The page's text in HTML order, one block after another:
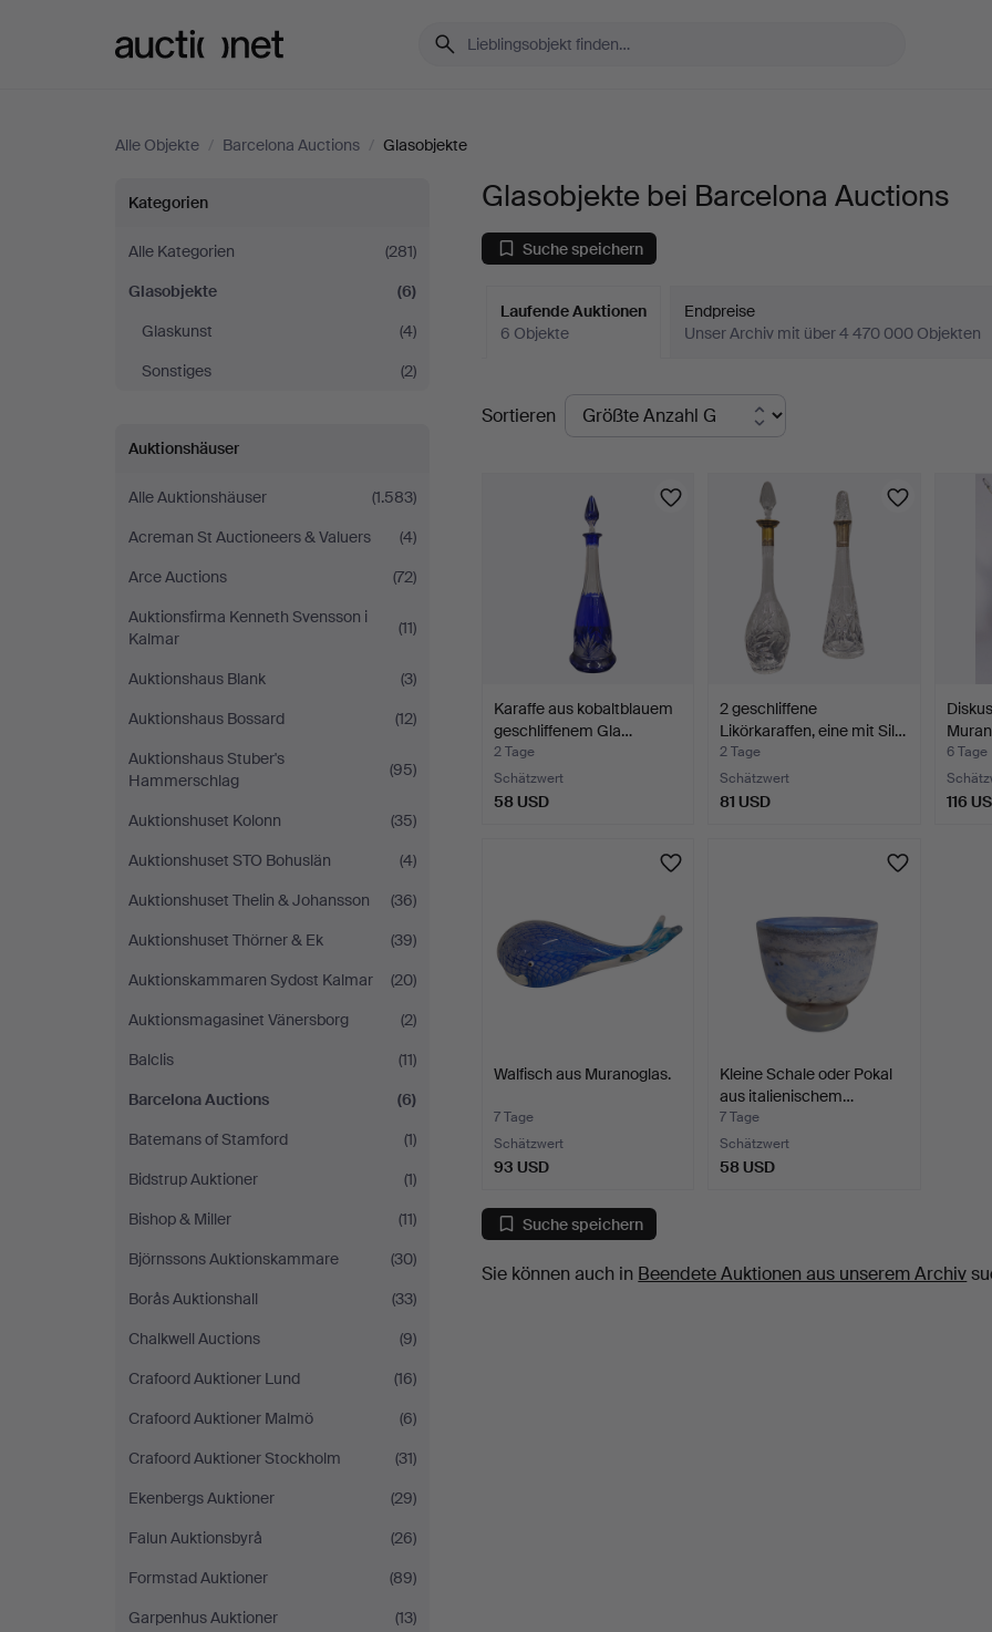
Alle Objekte / Barcelona Auctions / Glasobjekte
Glasobjekte
bei
Barcelona
Auctions
Kategorien
Alle Kategorien
(281)
Glasobjekte
(6)
Glaskunst
(4)
Sonstiges
(2)
Auktionshäuser
Alle Auktionshäuser
(1.583)
Acreman St Auctioneers & Valuers
(4)
Arce Auctions
(72)
Auktionsfirma Kenneth Svensson i
Kalmar
(11)
Auktionshaus Blank
(3)
Auktionshaus Bossard
(12)
Auktionshaus Stuber's
Hammerschlag
(95)
Auktionshuset Kolonn
(35)
Auktionshuset STO Bohuslän
(4)
Auktionshuset Thelin & Johansson
(36)
Auktionshuset Thörner & Ek
(39)
Auktionskammaren Sydost Kalmar
(20)
Auktionsmagasinet Vänersborg
(2)
Balclis
(11)
Barcelona Auctions
(6)
Batemans of Stamford
(1)
Bidstrup Auktioner
(1)
Bishop & Miller
(11)
Björnssons Auktionskammare
(30)
Borås Auktionshall
(33)
Chalkwell Auctions
(9)
Crafoord Auktioner Lund
(16)
Crafoord Auktioner Malmö
(6)
Crafoord Auktioner Stockholm
(31)
Ekenbergs Auktioner
(29)
Falun Auktionsbyrå
(26)
Formstad Auktioner
(89)
Garpenhus Auktioner
(13)
Glasobjekte bei Barcelona Auctions
Suche speichern
Laufende Auktionen
6 Objekte
Endpreise
Unser Archiv mit über 4 470 000 Objekten
Laufende
Auktionen
Sortieren
Karaffe aus kobaltblauem
geschliffenem Gla…
2 Tage
Schätzwert
58 USD
2 geschliffene
Likörkaraffen, eine mit Sil…
2 Tage
Schätzwert
81 USD
6 Tage
116
Walfisch aus Muranoglas.
7 Tage
Schätzwert
93 USD
Kleine Schale oder Pokal
aus italienischem…
7 Tage
Schätzwert
58 USD
Suche speichern
Sie können auch in Beendete Auktionen aus unserem Archiv